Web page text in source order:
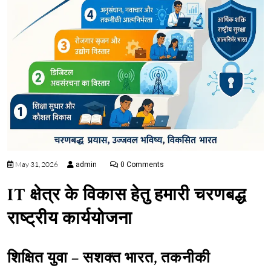
May 31, 2026 admin 0 Comments
IT क्षेत्र के विकास हेतु हमारी चरणबद्ध
राष्ट्रीय कार्ययोजना
शिक्षित युवा – सशक्त भारत, तकनीकी